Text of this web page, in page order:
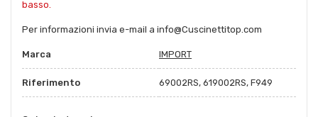
basso.
Per informazioni invia e-mail a info@Cuscinettitop.com
Marca IMPORT
Riferimento 69002RS, 619002RS, F949